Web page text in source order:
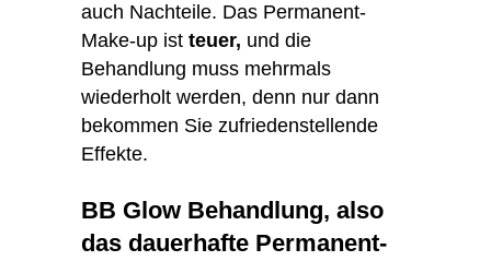
auch Nachteile. Das Permanent-
Make-up ist teuer, und die
Behandlung muss mehrmals
wiederholt werden, denn nur dann
bekommen Sie zufriedenstellende
Effekte.
BB Glow Behandlung, also
das dauerhafte Permanent-